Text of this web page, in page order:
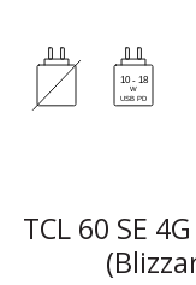
TCL 60 SE